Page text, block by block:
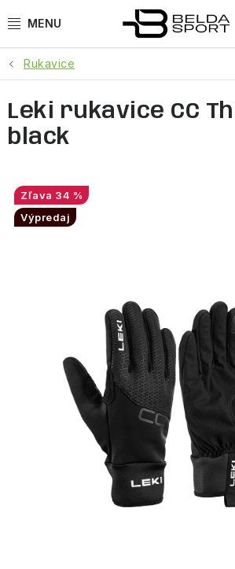
na
ŠPORTY
BEH
GOLDBERGH
OBLEČENIE
NAŠE SLUŽBY
VÝPREDAJ
Vrátenie a výmena Doprava a platba
Rukavice
Leki rukavice CC
black
34 %
Výpredaj